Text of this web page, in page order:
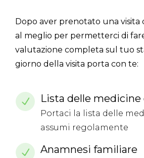
Dopo aver prenotato una visita
al meglio per permetterci di
valutazione completa sul tuo
giorno della visita porta con te:
Lista delle medicine
Portaci la lista delle
assumi regolamente
Anamnesi familiare